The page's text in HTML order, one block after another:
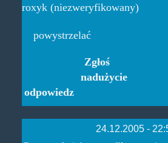
roxyk (niezweryfikowany)
powystrzelać
odpowiedz
Zgłoś
nadużycie
24.12.2005 -